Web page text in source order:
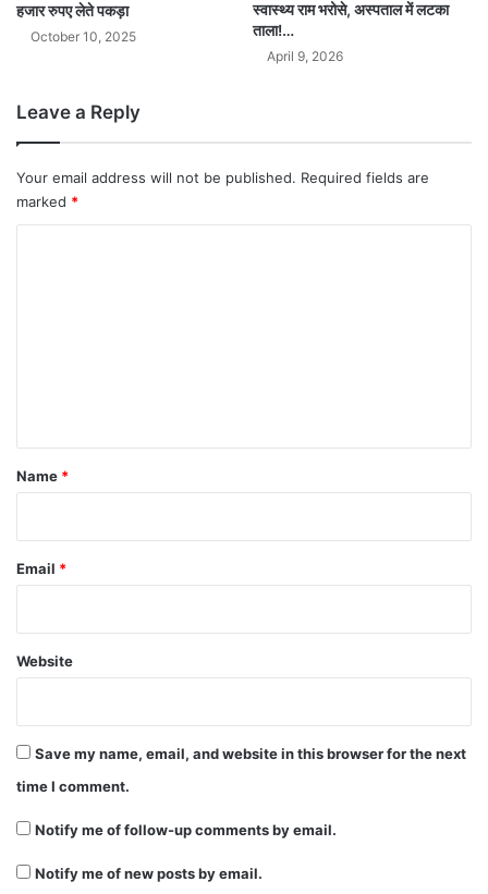
हजार रुपए लेते पकड़ा
October 10, 2025
स्वास्थ्य राम भरोसे, अस्पताल में लटका
ताला!…
April 9, 2026
Leave a Reply
Your email address will not be published. Required fields are
marked *
*
Name *
Email *
Website
Save my name, email, and website in this browser for the next
time I comment.
Notify me of follow-up comments by email.
Notify me of new posts by email.